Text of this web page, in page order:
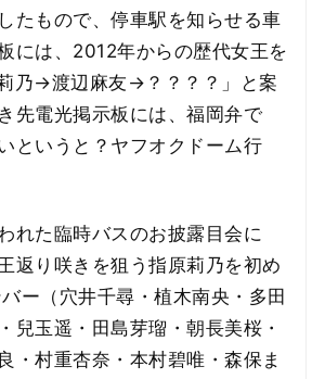
たもので、停車駅を知らせる車
には、2012年からの歴代女王を
乃→渡辺麻友→？？？？」と案
先電光掲示板には、福岡弁で
というと？ヤフオクドーム行
れた臨時バスのお披露目会に
返り咲きを狙う指原莉乃を初め
ー（穴井千尋・植木南央・多田
兒玉遥・田島芽瑠・朝長美桜・
・村重杏奈・本村碧唯・森保ま